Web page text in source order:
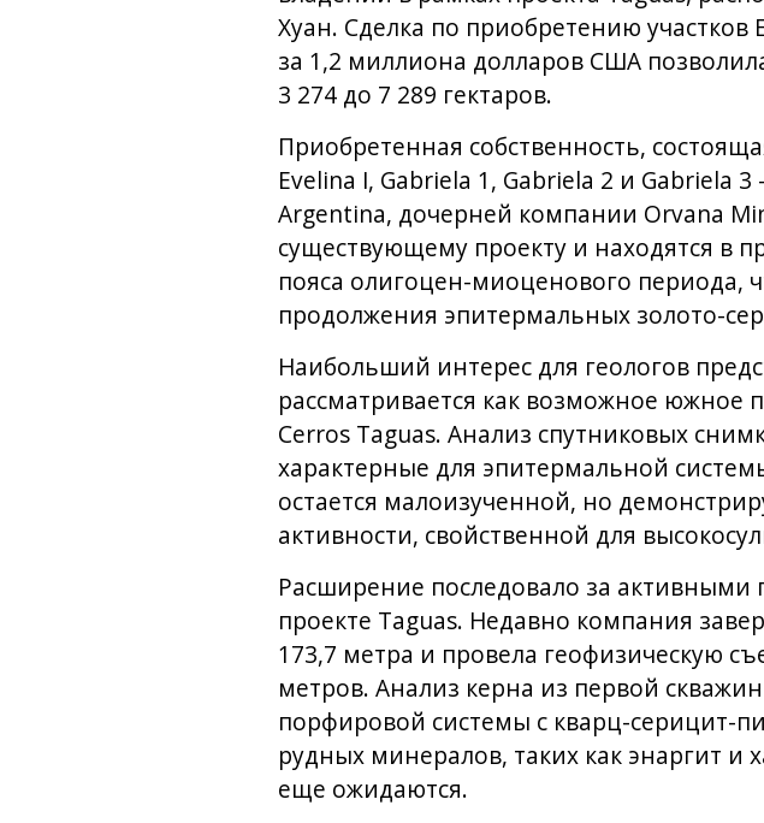
Хуан. Сделка по приобретению
за 1,2 миллиона долларов США
3 274 до 7 289 гектаров.
Приобретенная собственность,
Evelina I, Gabriela 1, Gabriela 2 и Gabriela
Argentina, дочерней компании Orvana
существующему проекту и находятся в
пояса олигоцен-миоценового периода,
продолжения эпитермальных золото-
Наибольший интерес для геологов
рассматривается как возможное
Cerros Taguas. Анализ спутниковых
характерные для эпитермальной
остается малоизученной, но
активности, свойственной для
Расширение последовало за
проекте Taguas. Недавно компания
173,7 метра и провела геофизическую
метров. Анализ керна из первой
порфировой системы с кварц-серицит-
рудных минералов, таких как энаргит и
еще ожидаются.